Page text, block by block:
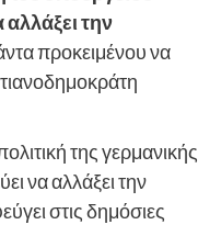
την
προκειμένου να
της γερμανικής
να αλλάξει την
στις δημόσιες